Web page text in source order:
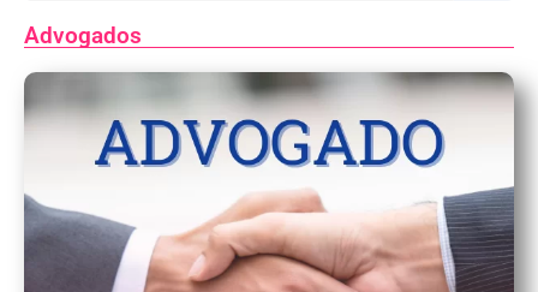
Advogados